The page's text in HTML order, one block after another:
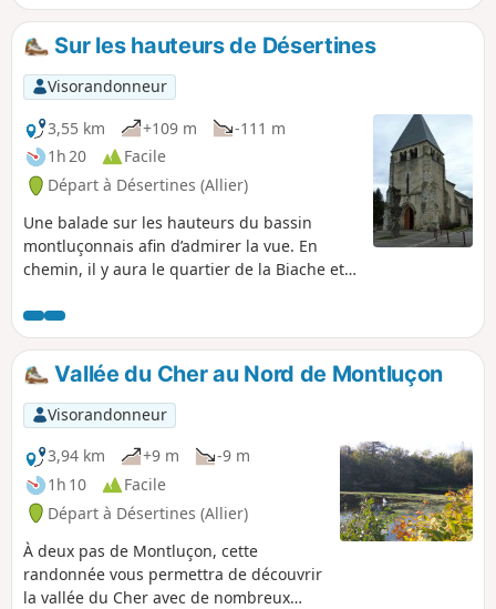
Sur les hauteurs de Désertines
Visorandonneur
3,55 km
+109 m
-111 m
1h 20
Facile
Départ à Désertines (Allier)
Une balade sur les hauteurs du bassin
montluçonnais afin d’admirer la vue. En
chemin, il y aura le quartier de la Biache et
commune.
Vallée du Cher au Nord de Montluçon
Visorandonneur
3,94 km
+9 m
-9 m
1h 10
Facile
Départ à Désertines (Allier)
À deux pas de Montluçon, cette
randonnée vous permettra de découvrir
la vallée du Cher avec de nombreux